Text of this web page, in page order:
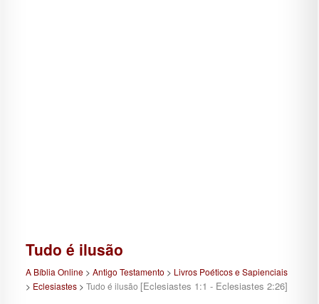
Tudo é ilusão
A Bíblia Online> Antigo Testamento > Livros Poéticos e Sapienciais
> Eclesiastes> Tudo é ilusão [Eclesiastes 1:1 - Eclesiastes 2:26]